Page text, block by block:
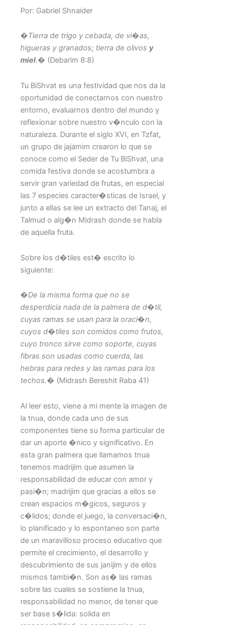
Por: Gabriel Shnaider
�Tierra de trigo y cebada, de vi�as,
higueras y granados; tierra de olivos y
miel.� (Debarim 8:8)
Tu BiShvat es una festividad que nos da la
oportunidad de conectarnos con nuestro
entorno, evaluarnos dentro del mundo y
reflexionar sobre nuestro v�nculo con la
naturaleza. Durante el siglo XVI, en Tzfat,
un grupo de jajamim crearon lo que se
conoce como el Seder de Tu BiShvat, una
comida festiva donde se acostumbra a
servir gran variedad de frutas, en especial
las 7 especies caracter�sticas de Israel, y
junto a ellas se lee un extracto del Tanaj, el
Talmud o alg�n Midrash donde se habla
de aquella fruta.
Sobre los d�tiles est� escrito lo
siguiente:
�De la misma forma que no se
desperdicia nada de la palmera de d�til,
cuyas ramas se usan para la oraci�n,
cuyos d�tiles son comidos como frutos,
cuyo tronco sirve como soporte, cuyas
fibras son usadas como cuerda, las
hebras para redes y las ramas para los
techos.� (Midrash Bereshit Raba 41)
Al leer esto, viene a mi mente la imagen de
la tnua, donde cada uno de sus
componentes tiene su forma particular de
dar un aporte �nico y significativo. En
esta gran palmera que llamamos tnua
tenemos madrijim que asumen la
responsabilidad de educar con amor y
pasi�n; madrijim que gracias a ellos se
crean espacios m�gicos, seguros y
c�lidos; donde el juego, la conversaci�n,
lo planificado y lo espontaneo son parte
de un maravilloso proceso educativo que
permite el crecimiento, el desarrollo y
descubrimiento de sus janijim y de ellos
mismos tambi�n. Son as� las ramas
sobre las cuales se sostiene la tnua,
responsabilidad no menor, de tener que
ser base s�lida: solida en